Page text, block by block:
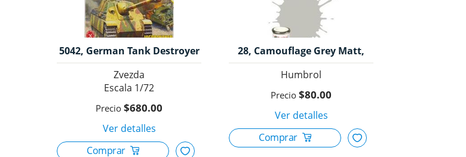
5042, German Tank Destroyer
Jagdpanther, 1/72, Zvezda
Zvezda
1/72
$680.00
28, Camouflage Grey Matt,
Humbrol.
Humbrol
$80.00